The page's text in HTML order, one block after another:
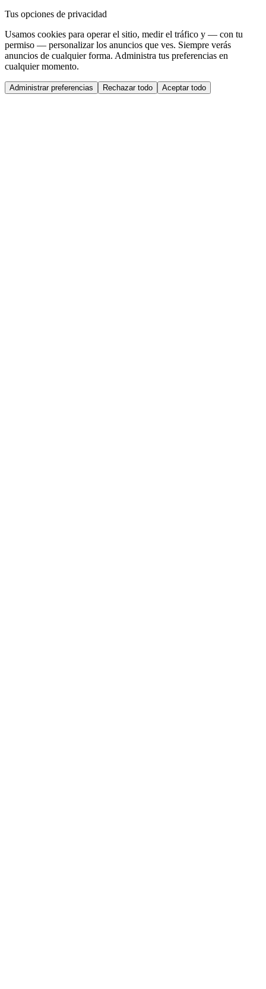
Tus opciones de privacidad
Usamos cookies para operar el sitio, medir el tráfico y — con tu
permiso — personalizar los anuncios que ves. Siempre verás
anuncios de cualquier forma. Administra tus preferencias en
cualquier momento.
Administrar preferencias Rechazar todo Aceptar todo